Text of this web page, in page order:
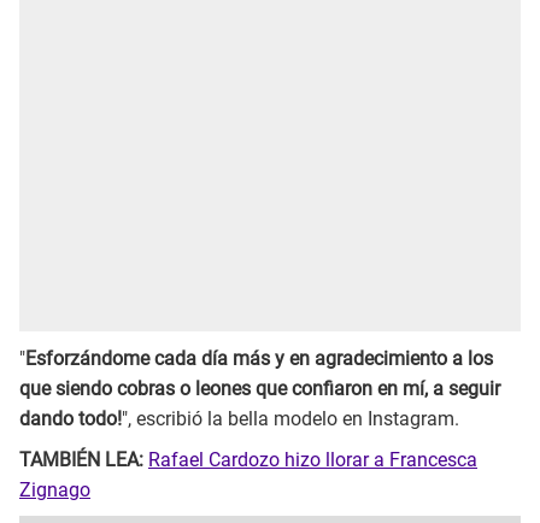
"Esforzándome cada día más y en agradecimiento a los
que siendo cobras o leones que confiaron en mí, a seguir
dando todo!", escribió la bella modelo en Instagram.
TAMBIÉN LEA: Rafael Cardozo hizo llorar a Francesca
Zignago